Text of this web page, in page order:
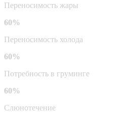
Переносимость жары
60%
Переносимость холода
60%
Потребность в груминге
60%
Слюнотечение